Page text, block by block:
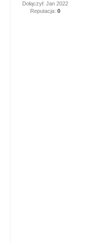
Dołączył: Jan 2022
Reputacja: 0